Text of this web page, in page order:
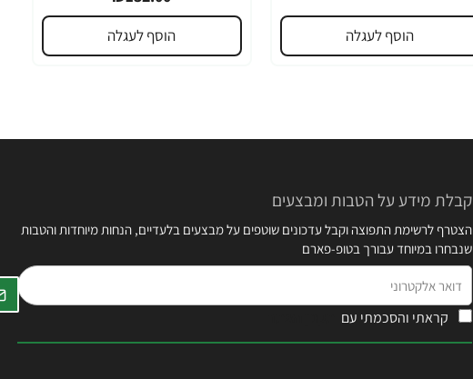
הוסף לעגלה הוסף לעגלה
קבלת מידע על הטבות ומבצעים
הצטרף לרשימת התפוצה וקבל עדכונים שוטפים על מבצעים בלעדיים, הנחות מיוחדות והטבות
שנבחרו במיוחד עבורך בטופ-פארם
אלקטרוני
קראתי והסכמתי עם